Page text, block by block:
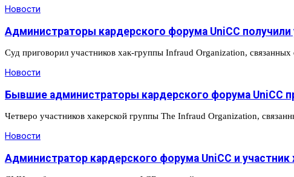
Новости
Администраторы кардерского форума UniCC
Суд приговорил участников хак-группы Infraud Organization,
Новости
Бывшие администраторы кардерского форума UniCC
Четверо участников хакерской группы The Infraud Organization,
Новости
Администратор кардерского форума UniCC и